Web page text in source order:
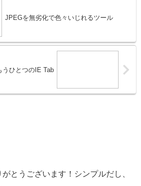
JPEGを無劣化で色々いじれるツール
うひとつのIE Tab
とうございます！シンプルだし、